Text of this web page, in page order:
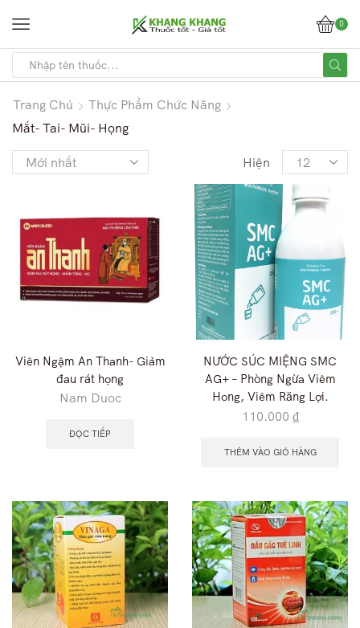
0
Trang Chủ
Thực Phẩm Chức Năng
Mắt- Tai- Mũi- Họng
Hiện
Viên Ngậm An Thanh- Giảm
đau rát họng
Nam Duoc
ĐỌC TIẾP
NƯỚC SÚC MIỆNG SMC
AG+ – Phòng Ngừa Viêm
Hong, Viêm Răng Lợi.
110.000 ₫
THÊM VÀO GIỎ HÀNG